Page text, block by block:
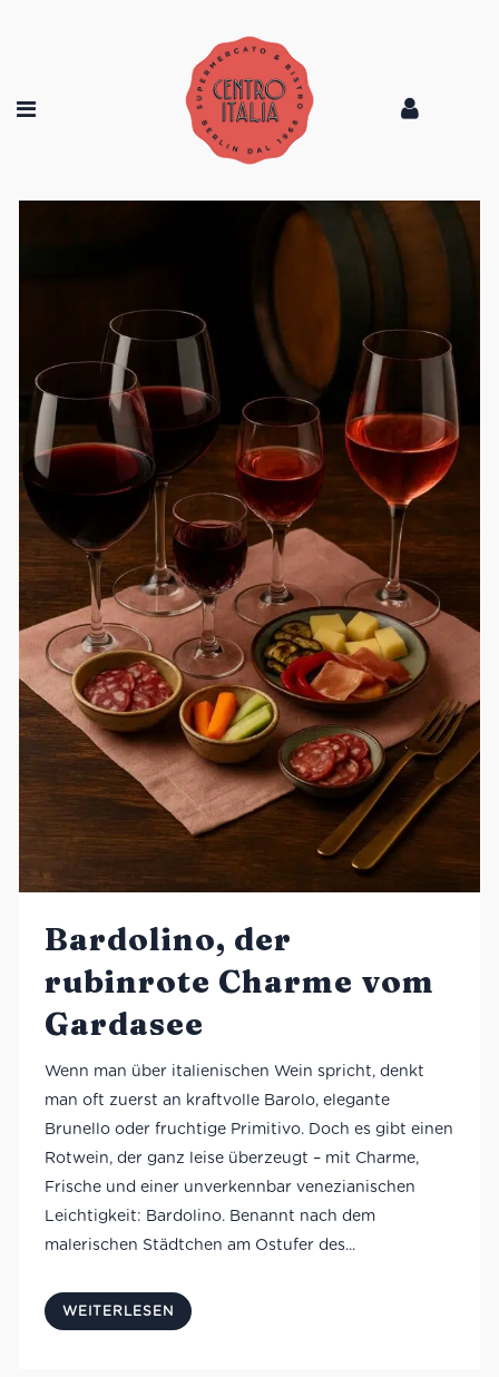
Bardolino, der
rubinrote Charme vom
Gardasee
Wenn man über italienischen Wein spricht, denkt
man oft zuerst an kraftvolle Barolo, elegante
Brunello oder fruchtige Primitivo. Doch es gibt einen
Rotwein, der ganz leise überzeugt – mit Charme,
Frische und einer unverkennbar venezianischen
Leichtigkeit: Bardolino. Benannt nach dem
malerischen Städtchen am Ostufer des...
WEITERLESEN